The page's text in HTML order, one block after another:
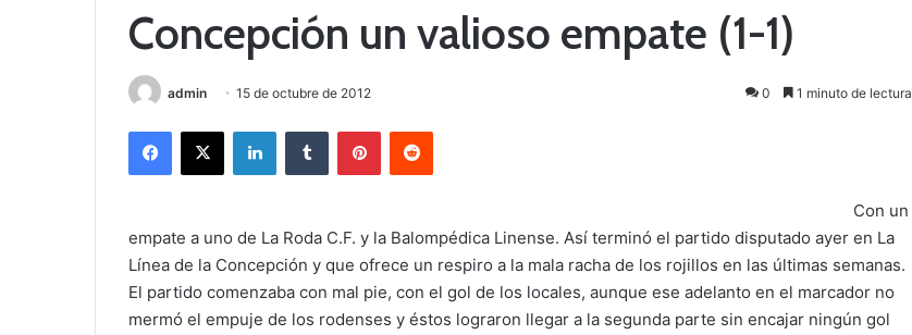
Concepción un valioso empate (1-1)
admin 15 de octubre de 2012 0 1 minuto de lectura
Con un
empate a uno de La Roda C.F. y la Balompédica Linense. Así terminó el partido disputado ayer en La
Línea de la Concepción y que ofrece un respiro a la mala racha de los rojillos en las últimas semanas.
El partido comenzaba con mal pie, con el gol de los locales, aunque ese adelanto en el marcador no
mermó el empuje de los rodenses y éstos lograron llegar a la segunda parte sin encajar ningún gol